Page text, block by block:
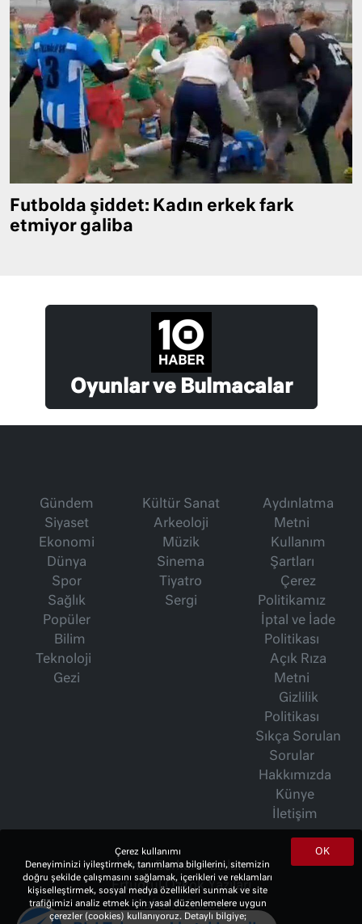
Futbolda şiddet: Kadın erkek fark
etmiyor galiba
Oyunlar ve Bulmacalar
Gündem
Siyaset
Ekonomi
Dünya
Spor
Sağlık
Popüler
Bilim
Teknoloji
Gezi
Kültür Sanat
Arkeoloji
Müzik
Sinema
Tiyatro
Sergi
Aydınlatma
Metni
Kullanım
Şartları
Çerez
Politikamız
İptal ve İade
Politikası
Açık Rıza
Metni
Gizlilik
Politikası
Sıkça Sorulan
Sorular
Hakkımızda
Künye
İletişim
İsmet Berkan Yazıları
Ertuğrul Özkök Yazıları
Haftalık Gazete
OK
Çerez kullanımı
Deneyiminizi iyileştirmek, tanımlama bilgilerini, sitemizin
doğru şekilde çalışmasını sağlamak, içerikleri ve reklamları
kişiselleştirmek, sosyal medya özellikleri sunmak ve site
trafiğimizi analiz etmek için yasal düzenlemelere uygun
çerezler (cookies) kullanıyoruz. Detaylı bilgiye;